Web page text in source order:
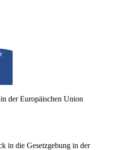
der Europäischen Union
in die Gesetzgebung in der